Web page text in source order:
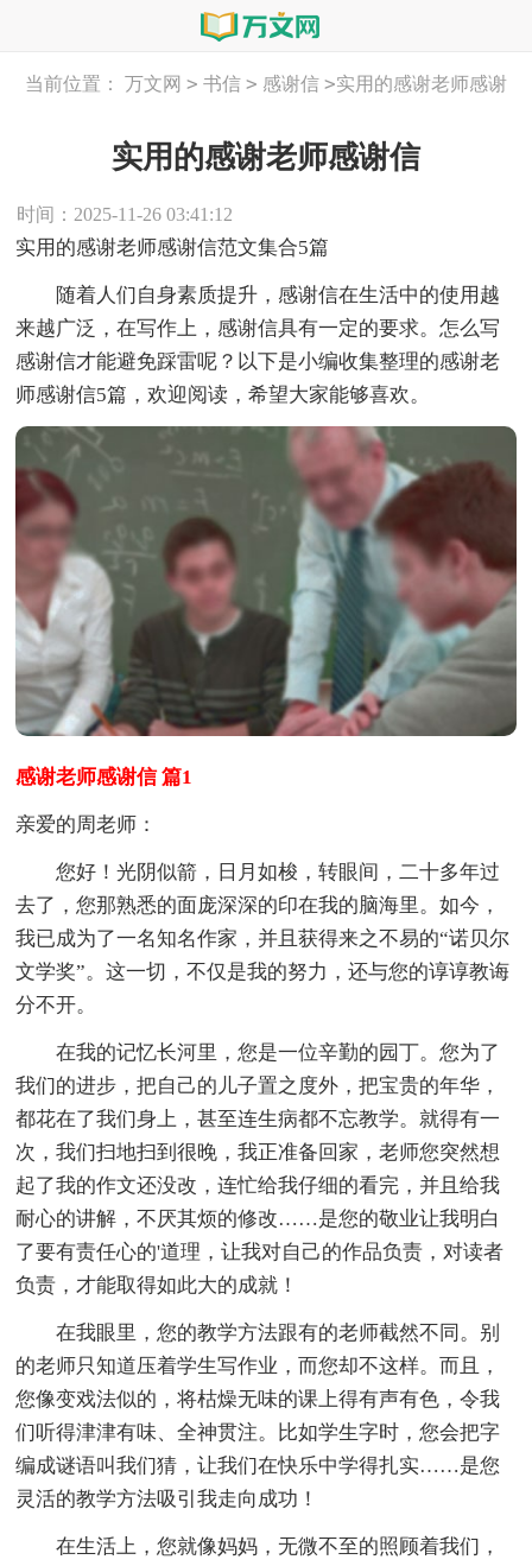
当前位置： 万文网 > 书信 > 感谢信 >实用的感谢老师感谢
实用的感谢老师感谢信
时间：2025-11-26 03:41:12
实用的感谢老师感谢信范文集合5篇
随着人们自身素质提升，感谢信在生活中的使用越
来越广泛，在写作上，感谢信具有一定的要求。怎么写
感谢信才能避免踩雷呢？以下是小编收集整理的感谢老
师感谢信5篇，欢迎阅读，希望大家能够喜欢。
感谢老师感谢信 篇1
亲爱的周老师：
您好！光阴似箭，日月如梭，转眼间，二十多年过
去了，您那熟悉的面庞深深的印在我的脑海里。如今，
我已成为了一名知名作家，并且获得来之不易的“诺贝尔
文学奖”。这一切，不仅是我的努力，还与您的谆谆教诲
分不开。
在我的记忆长河里，您是一位辛勤的园丁。您为了
我们的进步，把自己的儿子置之度外，把宝贵的年华，
都花在了我们身上，甚至连生病都不忘教学。就得有一
次，我们扫地扫到很晚，我正准备回家，老师您突然想
起了我的作文还没改，连忙给我仔细的看完，并且给我
耐心的讲解，不厌其烦的修改……是您的敬业让我明白
了要有责任心的'道理，让我对自己的作品负责，对读者
负责，才能取得如此大的成就！
在我眼里，您的教学方法跟有的老师截然不同。别
的老师只知道压着学生写作业，而您却不这样。而且，
您像变戏法似的，将枯燥无味的课上得有声有色，令我
们听得津津有味、全神贯注。比如学生字时，您会把字
编成谜语叫我们猜，让我们在快乐中学得扎实……是您
灵活的教学方法吸引我走向成功！
在生活上，您就像妈妈，无微不至的照顾着我们，